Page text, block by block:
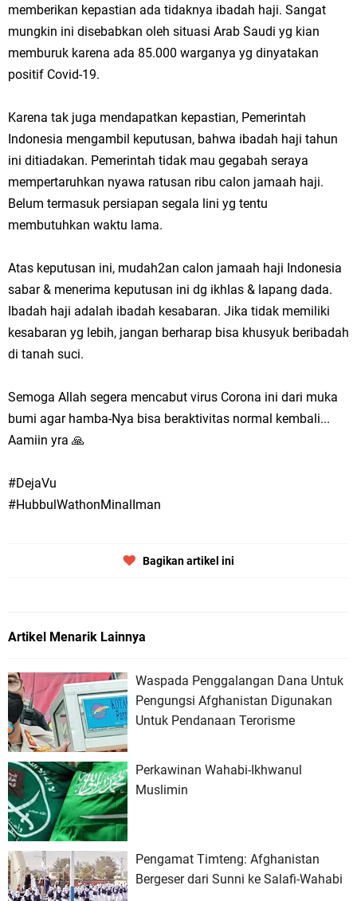
memberikan kepastian ada tidaknya ibadah haji. Sangat
mungkin ini disebabkan oleh situasi Arab Saudi yg kian
memburuk karena ada 85.000 warganya yg dinyatakan
positif Covid-19.
Karena tak juga mendapatkan kepastian, Pemerintah
Indonesia mengambil keputusan, bahwa ibadah haji tahun
ini ditiadakan. Pemerintah tidak mau gegabah seraya
mempertaruhkan nyawa ratusan ribu calon jamaah haji.
Belum termasuk persiapan segala lini yg tentu
membutuhkan waktu lama.
Atas keputusan ini, mudah2an calon jamaah haji Indonesia
sabar & menerima keputusan ini dg ikhlas & lapang dada.
Ibadah haji adalah ibadah kesabaran. Jika tidak memiliki
kesabaran yg lebih, jangan berharap bisa khusyuk beribadah
di tanah suci.
Semoga Allah segera mencabut virus Corona ini dari muka
bumi agar hamba-Nya bisa beraktivitas normal kembali...
Aamiin yra 🙏
#DejaVu
#HubbulWathonMinalIman
Bagikan artikel ini
Artikel Menarik Lainnya
Waspada Penggalangan Dana Untuk
Pengungsi Afghanistan Digunakan
Untuk Pendanaan Terorisme
Perkawinan Wahabi-Ikhwanul
Muslimin
Pengamat Timteng: Afghanistan
Bergeser dari Sunni ke Salafi-Wahabi